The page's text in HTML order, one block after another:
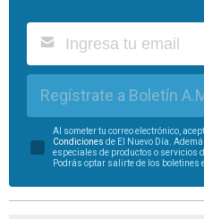
Regístrate a Boletín
Al someter tu correo electrónico,
Condiciones de El Nuevo Día.
especiales de productos o servicios
Podrás optar salirte de los boletines